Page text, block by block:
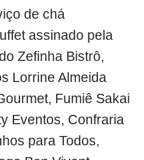
de chá
assinado pela
Zefinha Bistrô,
Lorrine Almeida
Fumiê Sakai
Eventos, Confraria
para Todos,